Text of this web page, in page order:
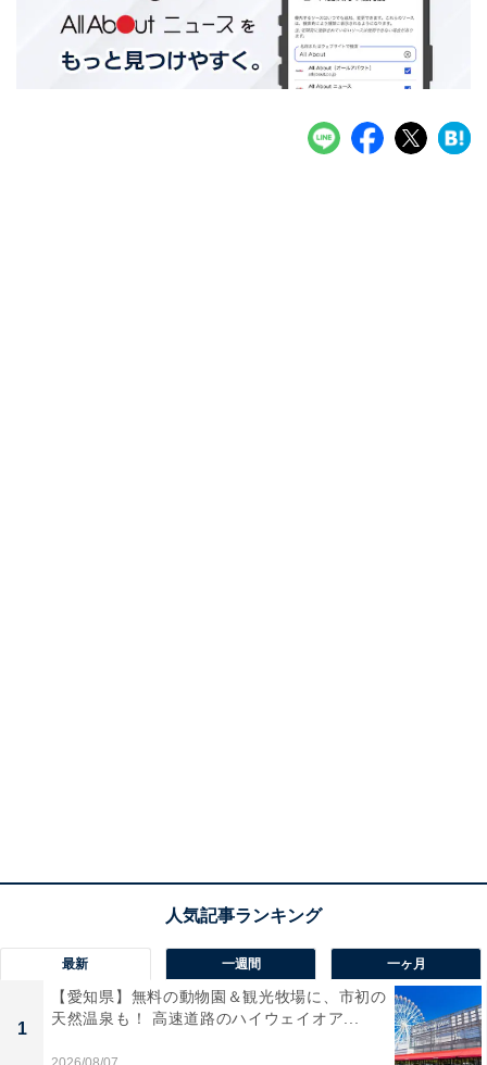
最新 一週間 一ヶ月
1
【愛知県】無料の動物園＆観光牧場に、市初の
天然温泉も！ 高速道路のハイウェイオア...